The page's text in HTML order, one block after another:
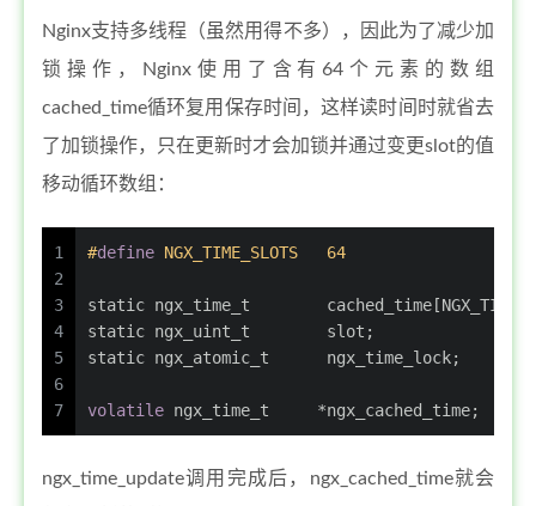
Nginx支持多线程（虽然用得不多），因此为了减少加
锁操作，Nginx使用了含有64个元素的数组
cached_time循环复用保存时间，这样读时间时就省去
了加锁操作，只在更新时才会加锁并通过变更slot的值
移动循环数组：
1
2
3
4
5
6
7
#define NGX_TIME_SLOTS   64
static ngx_time_t
static ngx_uint_t
        slot;
static ngx_atomic_t
      ngx_time_lock;
volatile ngx_time_t
     *ngx_cached_time;
ngx_time_update调用完成后，ngx_cached_time就会